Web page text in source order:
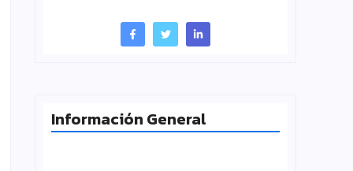
Información General